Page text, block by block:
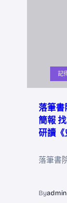
記
落筆
簡報
研讀《
落筆書
Byadmin